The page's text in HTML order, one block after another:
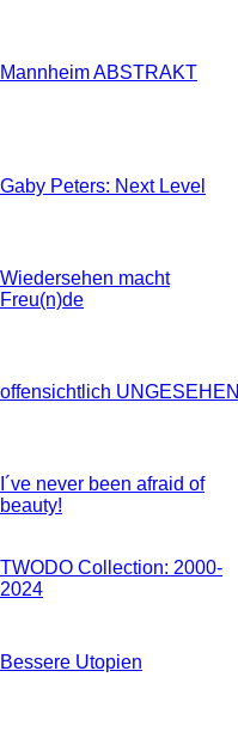
Mannheim ABSTRAKT
Gaby Peters: Next Level
Wiedersehen macht
Freu(n)de
offensichtlich UNGESEHEN
I´ve never been afraid of
beauty!
TWODO Collection: 2000-
2024
Bessere Utopien